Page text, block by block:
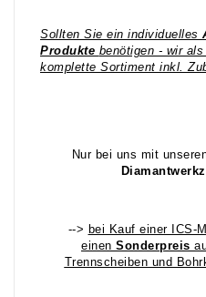
Sollten Sie ein individuelles
Produkte benötigen - wir
komplette Sortiment inkl.
Nur bei uns mit
--> bei Kauf einer ICS-
einen Sonderpreis
Trennscheiben und